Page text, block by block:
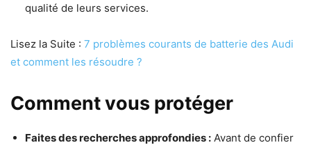
qualité de leurs services.
Lisez la Suite : 7 problèmes courants de batterie des Audi
et comment les résoudre ?
Comment vous protéger
Faites des recherches approfondies : Avant de confier